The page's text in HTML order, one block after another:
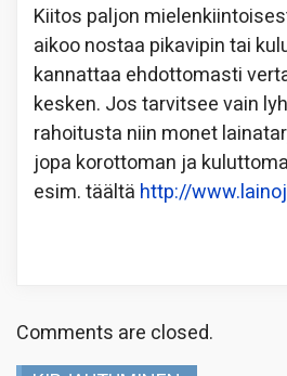
Kiitos paljon
aikoo nostaa pikavipin tai
kannattaa ehdottomasti
kesken. Jos tarvitsee vain
rahoitusta niin monet
jopa korottoman ja
esim. täältä http://
Comments are closed.